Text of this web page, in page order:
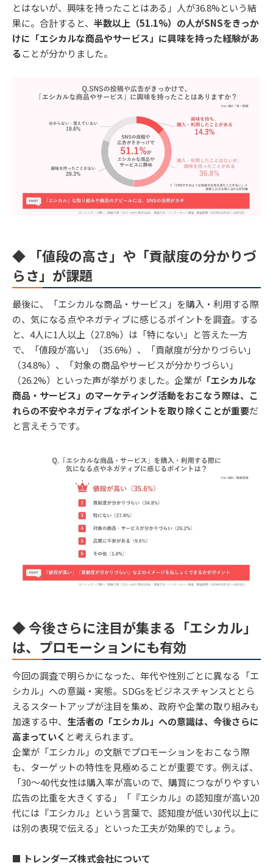
とはないが、興味を持ったことはある」人が36.8%という結
果に。合計すると、 半数以上（51.1%）の人がSNSをきっか
けに「エシカルな商品やサービス」に興味を持った経験があ
ることが分かりました。
◆ 「値段の高さ」や「貢献度の分かりづ
らさ」が課題
最後に、「エシカルな商品・サービス」を購入・利用する際
の、気になる点やネガティブに感じるポイントを調査。する
と、4人に1人以上（27.8%）は「特にない」と答えた一方
で、「値段が高い」（35.6%）、「貢献度が分かりづらい」
（34.8%）、「対象の商品やサービスが分かりづらい」
（26.2%）といった声が挙がりました。企業が 「エシカルな
商品・サービス」のマーケティング活動をおこなう際は、こ
れらの不安やネガティブなポイントを取り除くことが重要だ
と言えそうです。
◆ 今後さらに注目が集まる「エシカル」
は、プロモーションにも有効
今回の調査で明らかになった、年代や性別ごとに異なる「エ
シカル」への意識・実態。SDGsをビジネスチャンスととら
えるスタートアップが注目を集め、政府や企業の取り組みも
加速する中、 生活者の「エシカル」への意識は、今後さらに
高まっていく と考えられます。
企業が「エシカル」の文脈でプロモーションをおこなう際
も、ターゲットの特性を見極めることが重要です。例えば、
「30～40代女性は購入率が高いので、購買につながりやすい
広告の比重を大きくする」「『エシカル』の認知度が高い20
代には『エシカル』という言葉で、認知度が低い30代以上に
は別の表現で伝える」といった工夫が効果的でしょう。
■ トレンダーズ株式会社について